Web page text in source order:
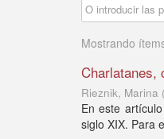
Mostrando
Charlatanes,
Rieznik, Marina (
En este
siglo XIX. Para